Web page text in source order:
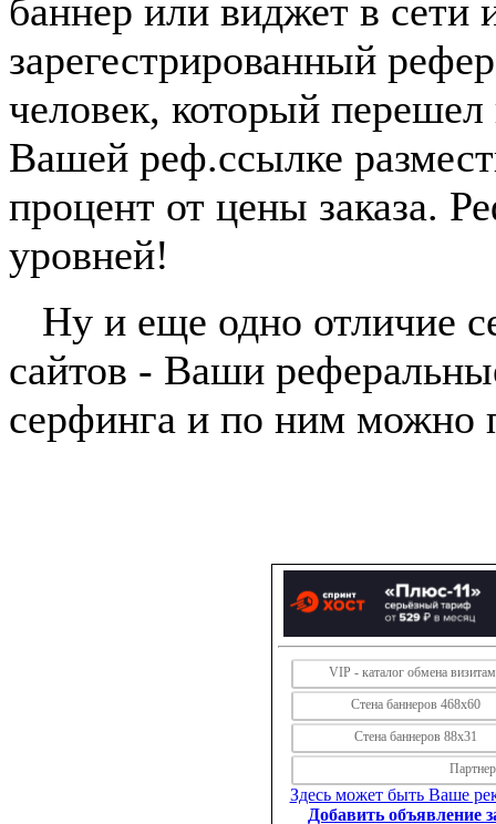
баннер или виджет в сети
зарегестрированный
человек, который
Вашей реф.ссылке
процент от цены заказа.
уровней!
Ну и еще одно отличие
сайтов - Ваши
серфинга и по ним можно
VIP - каталог обмена
Стена баннеров 468х60
Стена баннеров 88х31
Здесь может быть Ваше
Добавить объявление